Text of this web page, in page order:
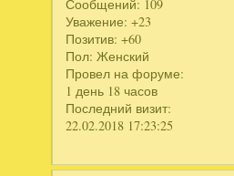
Сообщений: 109
Уважение: +23
Позитив: +60
Пол: Женский
Провел на форуме:
1 день 18 часов
Последний визит:
22.02.2018 17:23:25